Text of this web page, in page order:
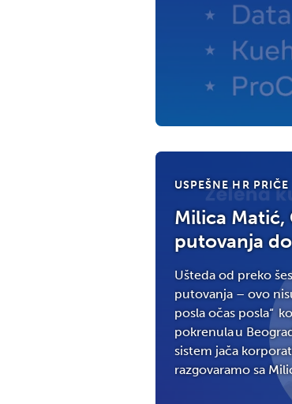
USPEŠNE HR PRIČE
Milica Matić,
putovanja
Ušteda od preko
putovanja – ovo
posla očas posla“
pokrenula u
sistem jača
razgovaramo sa